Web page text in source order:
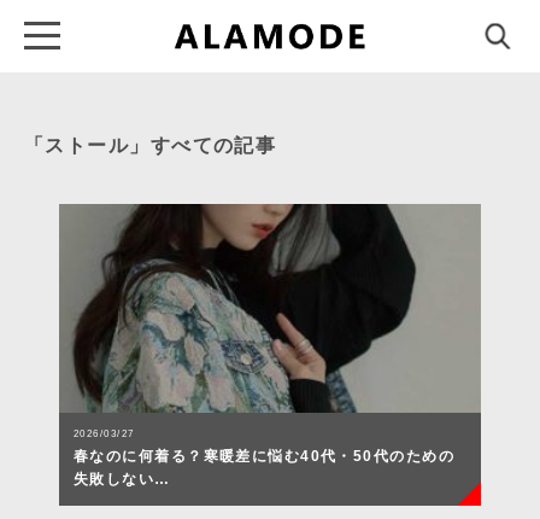
「ストール」すべての記事
2026/03/27
春なのに何着る？寒暖差に悩む40代・50代のための
失敗しない…